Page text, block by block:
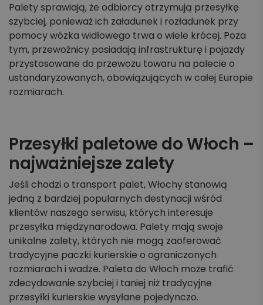
Palety sprawiają, że odbiorcy otrzymują przesyłkę
szybciej, ponieważ ich załadunek i rozładunek przy
pomocy wózka widłowego trwa o wiele krócej. Poza
tym, przewoźnicy posiadają infrastrukturę i pojazdy
przystosowane do przewozu towaru na palecie o
ustandaryzowanych, obowiązujących w całej Europie
rozmiarach.
Przesyłki paletowe do Włoch –
najważniejsze zalety
Jeśli chodzi o transport palet, Włochy stanowią
jedną z bardziej popularnych destynacji wśród
klientów naszego serwisu, których interesuje
przesyłka międzynarodowa. Palety mają swoje
unikalne zalety, których nie mogą zaoferować
tradycyjne paczki kurierskie o ograniczonych
rozmiarach i wadze. Paleta do Włoch może trafić
zdecydowanie szybciej i taniej niż tradycyjne
przesyłki kurierskie wysyłane pojedynczo.